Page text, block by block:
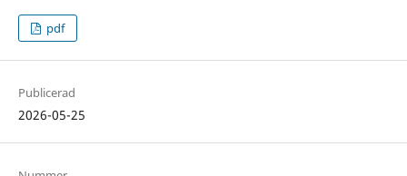
pdf
Publicerad
2026-05-25